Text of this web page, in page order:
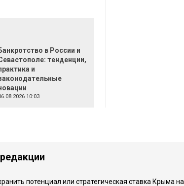
Банкротство в России и
тенденции,
и
10:03
потенциал или стратегическая ставка Крыма на